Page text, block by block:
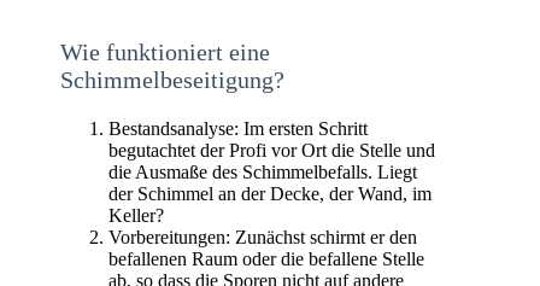
Wie funktioniert eine
Schimmelbeseitigung?
Bestandsanalyse: Im ersten Schritt
begutachtet der Profi vor Ort die Stelle und
die Ausmaße des Schimmelbefalls. Liegt
der Schimmel an der Decke, der Wand, im
Keller?
Vorbereitungen: Zunächst schirmt er den
befallenen Raum oder die befallene Stelle
ab, so dass die Sporen nicht auf andere